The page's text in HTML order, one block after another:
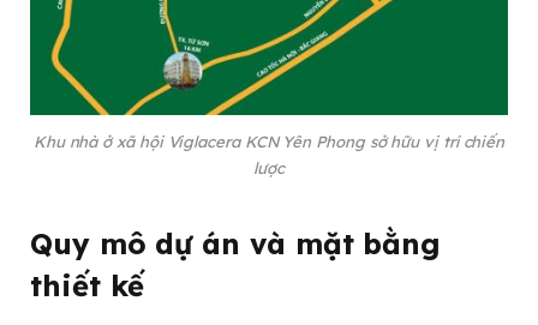
Khu nhà ở xã hội Viglacera KCN Yên Phong sở hữu vị trí chiến
lược
Quy mô dự án và mặt bằng
thiết kế